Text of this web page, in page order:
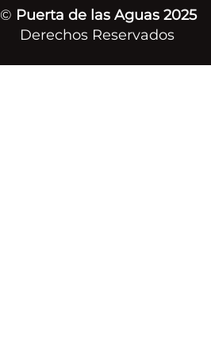
© Puerta de las Aguas 2025
Derechos Reservados